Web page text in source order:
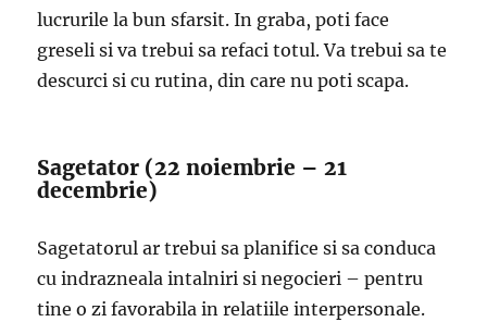
lucrurile la bun sfarsit. In graba, poti face
greseli si va trebui sa refaci totul. Va trebui sa te
descurci si cu rutina, din care nu poti scapa.
Sagetator (22 noiembrie – 21
decembrie)
Sagetatorul ar trebui sa planifice si sa conduca
cu indrazneala intalniri si negocieri – pentru
tine o zi favorabila in relatiile interpersonale.